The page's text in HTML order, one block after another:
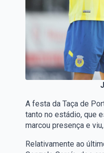
A festa da Taça de
tanto no estádio, que
marcou presença e
Relativamente ao